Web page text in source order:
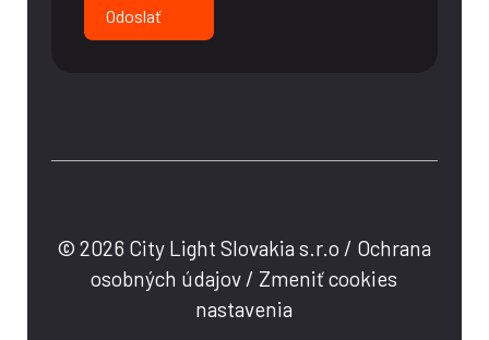
Odoslať
© 2026 City Light Slovakia s.r.o / Ochrana
osobných údajov / Zmeniť cookies
nastavenia